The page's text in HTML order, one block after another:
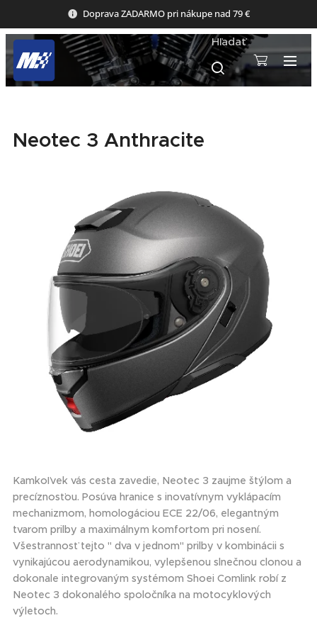
Doprava ZADARMO pri nákupe nad 79 €
Hľadať
Neotec 3 Anthracite
Kamkoľvek vás cesta zavedie, Neotec 3 zaujme štýlom a
precíznosťou. Posúva hranice s inovatívnym vyklápacím
mechanizmom, homologáciou ECE 22/06, elegantným
tvarom prilby a maximálnym komfortom pri nosení.
Všestrannosť tejto " dva v jednom" prilby v kombinácii s
vynikajúcou aerodynamikou, vylepšenou slnečnou clonou a
dokonale integrovaným systémom Shoei Comlink robí z
Neotec 3 dokonalého spoločníka na motocyklových
výletoch.